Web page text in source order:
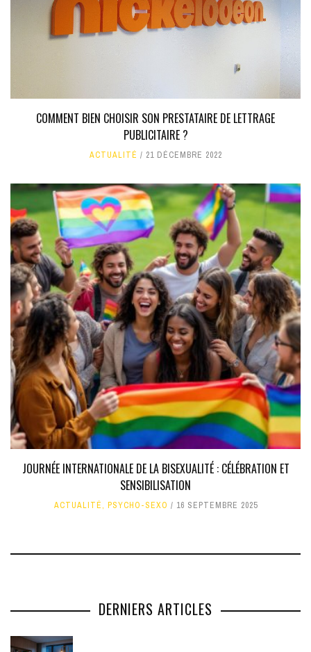
COMMENT BIEN CHOISIR SON PRESTATAIRE DE LETTRAGE
PUBLICITAIRE ?
ACTUALITÉ 21 DÉCEMBRE 2022
JOURNÉE INTERNATIONALE DE LA BISEXUALITÉ : CÉLÉBRATION ET
SENSIBILISATION
ACTUALITÉ, PSYCHO-SEXO 16 SEPTEMBRE 2025
DERNIERS ARTICLES